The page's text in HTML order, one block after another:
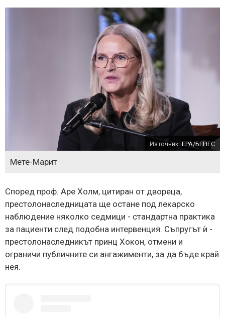
Източник:EPA/БГНЕС
Мете-Марит
Според проф. Аре Холм, цитиран от двореца,
престолонаследницата ще остане под лекарско
наблюдение няколко седмици - стандартна практика
за пациенти след подобна интервенция. Съпругът ѝ -
престолонаследникът принц Хокон, отмени и
ограничи публичните си ангажименти, за да бъде край
нея.